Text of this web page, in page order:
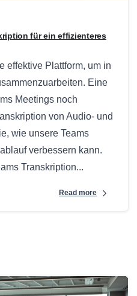
für ein effizienteres
effektive Plattform, um in
Eine
Meetings noch
von Audio- und
wie unsere Teams
verbessern kann.
Transkription...
Read more